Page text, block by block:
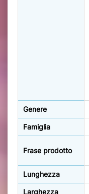
Genere
Famiglia
Frase prodotto
Lunghezza
Larghezza